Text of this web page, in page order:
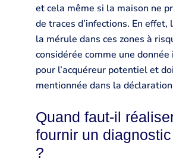
et cela même si la maison ne
de traces d’infections. En effet,
la mérule dans ces zones à
considérée comme une
pour l’acquéreur potentiel et
mentionnée dans la
Quand faut-il
fournir un
?